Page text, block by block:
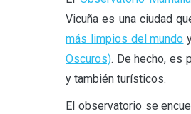
Vicuña es una ciudad
más limpios del mundo
Oscuros). De hecho, es
y también turísticos.
El observatorio se